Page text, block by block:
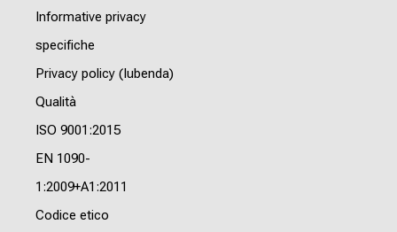
Informative privacy
specifiche
Privacy policy (Iubenda)
Qualità
ISO 9001:2015
EN 1090-
1:2009+A1:2011
Codice etico